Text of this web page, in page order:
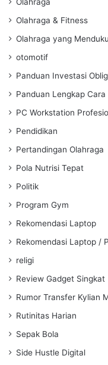
Olahraga & Fitness
Olahraga yang
otomotif
Panduan Investasi
Panduan Lengkap
PC Workstation
Pendidikan
Pertandingan Olahraga
Pola Nutrisi Tepat
Politik
Program Gym
Rekomendasi Laptop
Rekomendasi Laptop /
religi
Review Gadget Singkat
Rumor Transfer Kylian
Rutinitas Harian
Sepak Bola
Side Hustle Digital